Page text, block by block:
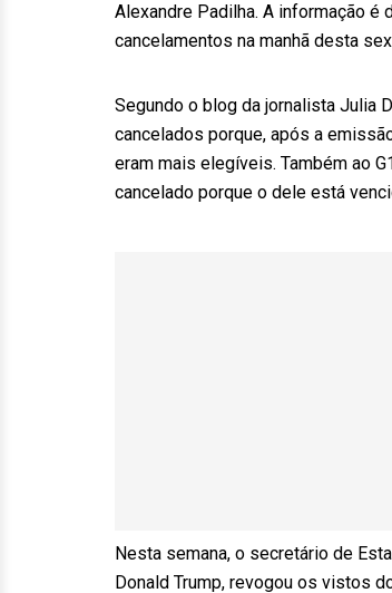
Alexandre Padilha. A informação
cancelamentos na manhã desta
Segundo o blog da jornalista Julia
cancelados porque, após a
eram mais elegíveis. Também ao
cancelado porque o dele está
Nesta semana, o secretário de
Donald Trump, revogou os vistos